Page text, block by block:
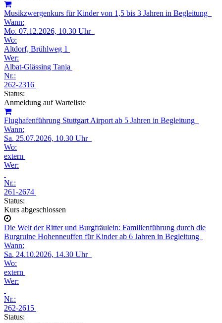
Musikzwergenkurs für Kinder von 1,5 bis 3 Jahren in Begleitung
Wann:
Mo. 07.12.2026, 10.30 Uhr
Wo:
Altdorf, Brühlweg 1
Wer:
Albat-Glässing Tanja
Nr.:
262-2316
Status:
Anmeldung auf Warteliste
Flughafenführung Stuttgart Airport ab 5 Jahren in Begleitung
Wann:
Sa. 25.07.2026, 10.30 Uhr
Wo:
extern
Wer:
Nr.:
261-2674
Status:
Kurs abgeschlossen
Die Welt der Ritter und Burgfräulein: Familienführung durch die
Burgruine Hohenneuffen für Kinder ab 6 Jahren in Begleitung
Wann:
Sa. 24.10.2026, 14.30 Uhr
Wo:
extern
Wer:
Nr.:
262-2615
Status: